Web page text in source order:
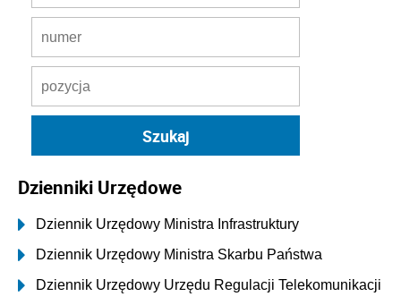
Dzienniki Urzędowe
Dziennik Urzędowy Ministra Infrastruktury
Dziennik Urzędowy Ministra Skarbu Państwa
Dziennik Urzędowy Urzędu Regulacji Telekomunikacji